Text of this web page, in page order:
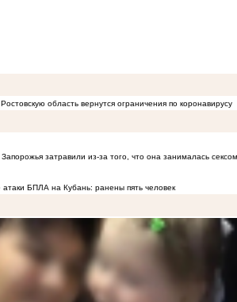
область вернутся ограничения по коронавирусу
затравили из-за того, что она занималась
атаки БПЛА на Кубань: ранены пять человек